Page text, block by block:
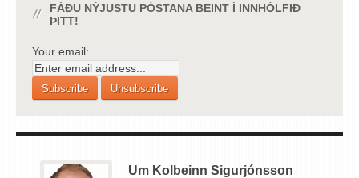
FÁÐU NÝJUSTU PÓSTANA BEINT Í INNHÓLFIÐ
ÞITT!
Your email:
Um Kolbeinn Sigurjónsson